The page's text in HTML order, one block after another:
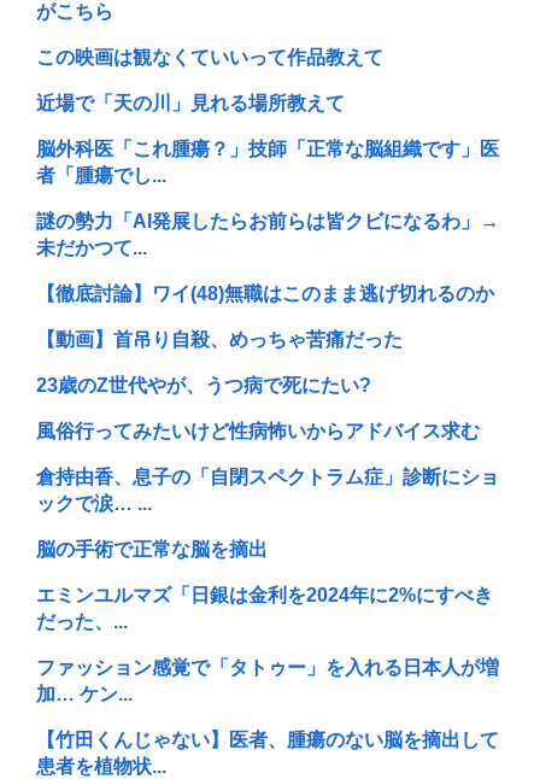
がこちら
この映画は観なくていいって作品教えて
近場で「天の川」見れる場所教えて
脳外科医「これ腫瘍？」技師「正常な脳組織です」医
者「腫瘍でし...
謎の勢力「AI発展したらお前らは皆クビになるわ」→
未だかつて...
【徹底討論】ワイ(48)無職はこのまま逃げ切れるのか
【動画】首吊り自殺、めっちゃ苦痛だった
23歳のZ世代やが、うつ病で死にたい?
風俗行ってみたいけど性病怖いからアドバイス求む
倉持由香、息子の「自閉スペクトラム症」診断にショ
ックで涙… ...
脳の手術で正常な脳を摘出
エミンユルマズ「日銀は金利を2024年に2%にすべき
だった、...
ファッション感覚で「タトゥー」を入れる日本人が増
加… ケン...
【竹田くんじゃない】医者、腫瘍のない脳を摘出して
患者を植物状...